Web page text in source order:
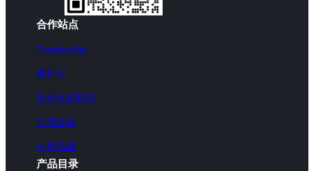
合作站点
Goodwafer
鑫科汇
贵州火影科技
全固金晶
火影晶圆
产品目录